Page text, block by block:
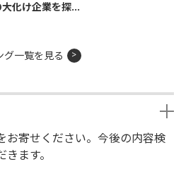
化け企業を探...
グ一覧を見る
お寄せください。今後の内容検
ます。